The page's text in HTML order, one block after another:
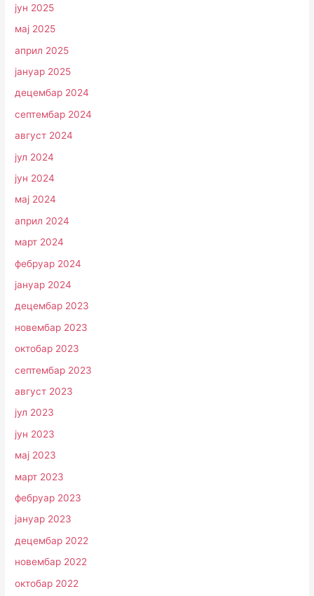
јун 2025
мај 2025
април 2025
јануар 2025
децембар 2024
септембар 2024
август 2024
јул 2024
јун 2024
мај 2024
април 2024
март 2024
фебруар 2024
јануар 2024
децембар 2023
новембар 2023
октобар 2023
септембар 2023
август 2023
јул 2023
јун 2023
мај 2023
март 2023
фебруар 2023
јануар 2023
децембар 2022
новембар 2022
октобар 2022